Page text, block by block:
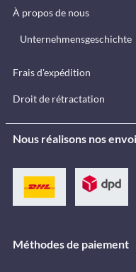
À propos de nous
Unternehmensgeschichte
Frais d'expédition
Droit de rétractation
Nous réalisons nos
Méthodes de paiement